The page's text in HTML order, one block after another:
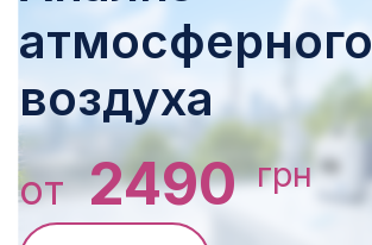
атмосферного
воздуха
от 2490 грн